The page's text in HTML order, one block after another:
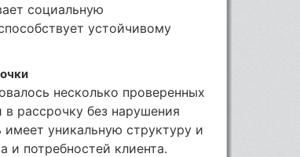
социальную
устойчивому
несколько проверенных
рассрочку без нарушения
уникальную структуру и
и потребностей клиента.